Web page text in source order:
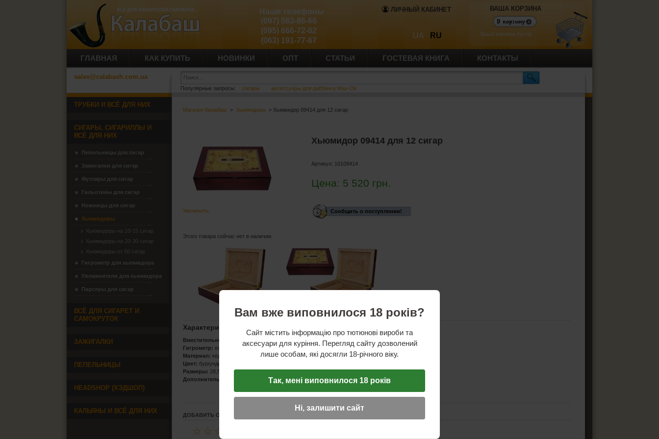
ЛИЧНЫЙ КАБИНЕТ
UA RU
Наши телефоны
(097) 083-86-66
(095) 666-72-02
(063) 191-77-67
ВАША КОРЗИНА
Ваша корзина пуста.
ГЛАВНАЯ КАК КУПИТЬ НОВИНКИ ОПТ СТАТЬИ ГОСТЕВАЯ КНИГА КОНТАКТЫ
sales@calabash.com.ua
Популярные запросы: сигары аксессуары для даббинга Wax-Oil
Магазин Калабаш > Хьюмидоры > Хьюмидор 09414 для 12 сигар
Увеличить
Хьюмидор 09414 для 12 сигар
Артикул: 10109414
Цена: 5 520 грн.
Сообщить о поступлении!
Этого товара сейчас нет в наличии.
Характеристики
Вместительность
Гигрометр: есть
Материал: кедр/шпон
Цвет: бургунди (бордовый)/лак
Размеры: 28,5x21x7,2 см
Дополнительная информация: увлажнитель
ДОБАВИТЬ ОТЗЫВ
☆
☆
☆
ТРУБКИ И ВСЁ ДЛЯ НИХ
СИГАРЫ, СИГАРИЛЛЫ И
ВСЁ ДЛЯ НИХ
Пепельницы для сигар
Зажигалки для сигар
Футляры для сигар
Гильотины для сигар
Ножницы для сигар
Хьюмидоры
Хьюмидоры на 10-15 сигар
Хьюмидоры на 20-30 сигар
Хьюмидоры от 50 сигар
Гигрометр для хьюмидора
Увлажнители для хьюмидора
Пирсеры для сигар
ВСЁ ДЛЯ СИГАРЕТ И
САМОКРУТОК
ЗАЖИГАЛКИ
ПЕПЕЛЬНИЦЫ
HEADSHOP (ХЭДШОП)
КАЛЬЯНЫ И ВСЁ ДЛЯ НИХ
Вам вже виповнилося 18 років?
Сайт містить інформацію про тютюнові вироби та
аксесуари для куріння. Перегляд сайту дозволений
лише особам, які досягли 18-річного віку.
Так, мені виповнилося 18 років
Ні, залишити сайт